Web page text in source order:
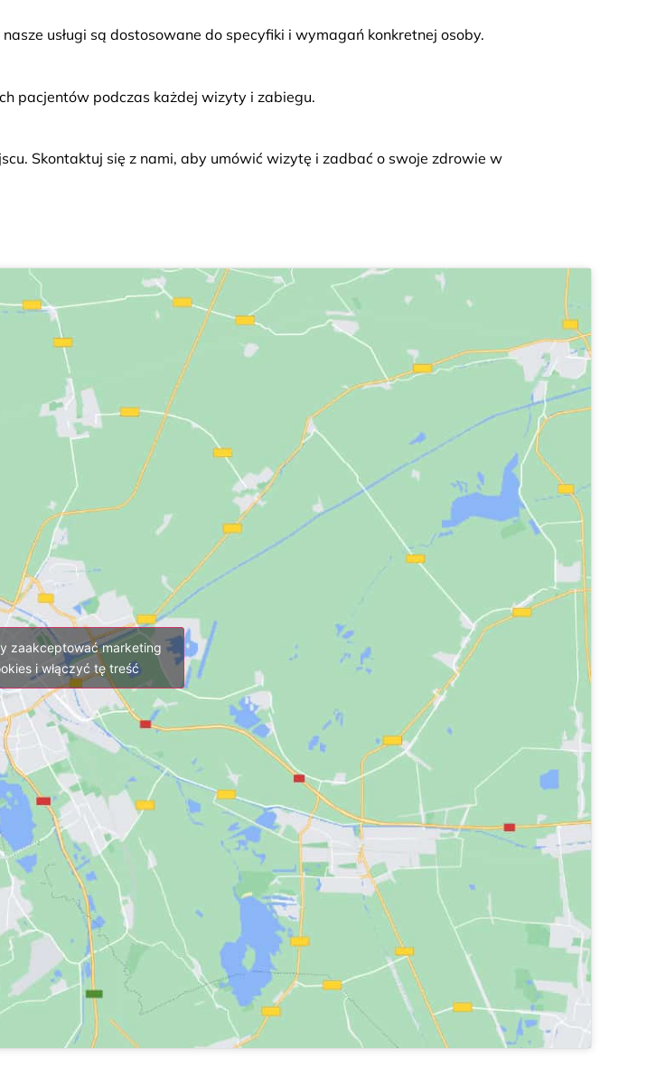
usługi są dostosowane do specyfiki i wymagań konkretnej osoby.
pacjentów podczas każdej wizyty i zabiegu.
Skontaktuj się z nami, aby umówić wizytę i zadbać o swoje zdrowie w
zaakceptować marketing
i włączyć tę treść